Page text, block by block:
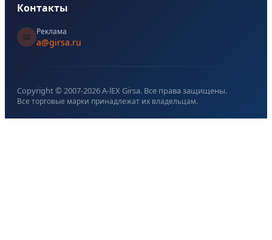
Контакты
📧
Реклама
a@girsa.ru
Copyright © 2007-2026A-lEX Girsa. Все права защищены.
Все торговые марки принадлежат их владельцам.